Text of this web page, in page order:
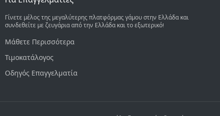
Γίνετε μέλος της μεγαλύτερης πλατφόρμας γάμου στην Ελλάδα και
συνδεθείτε με ζευγάρια από την Ελλάδα και το εξωτερικό!
Μάθετε Περισσότερα
Τιμοκατάλογος
Οδηγός Επαγγελματία